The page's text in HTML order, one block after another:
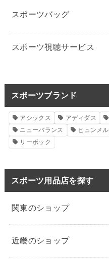
スポーツバッグ
スポーツ視聴サービス
スポーツブランド
アシックス アディダス
ニューバランス
ヒュンメル
リーボック
スポーツ用品店を探す
関東のショップ
近畿のショップ